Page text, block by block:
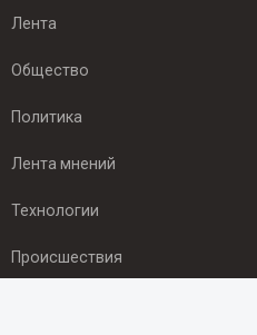
Лента
Общество
Политика
Лента мнений
Технологии
Происшествия